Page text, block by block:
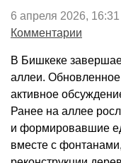
6 апреля 2026,
Комментарии
В Бишкеке
аллеи.
активное
Ранее на аллее
и формировавшие
вместе с